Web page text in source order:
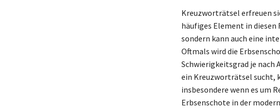
Kreuzworträtsel erfreuen
häufiges Element in
sondern kann auch eine
Oftmals wird die
Schwierigkeitsgrad je nach
ein Kreuzworträtsel sucht,
insbesondere wenn es um
Erbsenschote in der